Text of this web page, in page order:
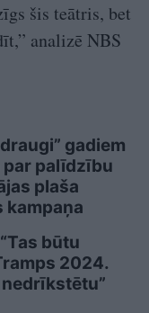
šis teātris, bet
analizē NBS
gadiem
palīdzību
plaša
kampaņa
būtu
2024.